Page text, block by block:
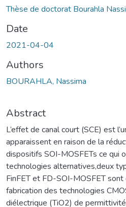
Thèse de doctorat Bourahla
Date
2021-04-04
Authors
BOURAHLA, Nassima
Abstract
L’effet de canal court (SCE) est
apparaissent en raison de la
dispositifs SOI-MOSFETs ce qui
technologies alternatives,deux
FinFET et FD-SOI-MOSFET
fabrication des technologies
diélectrique (TiO2) de